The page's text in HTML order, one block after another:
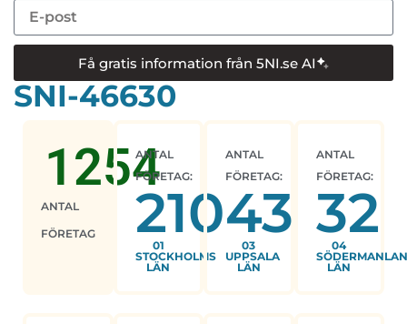
Få gratis information från 5NI.se AI
SNI-46630
ANTAL
FÖRETAG
1254
ANTAL
FÖRETAG:
210
01
STOCKHOLMS
LÄN
ANTAL
FÖRETAG:
43
03
UPPSALA
LÄN
ANTAL
FÖRETAG:
32
04
LÄN